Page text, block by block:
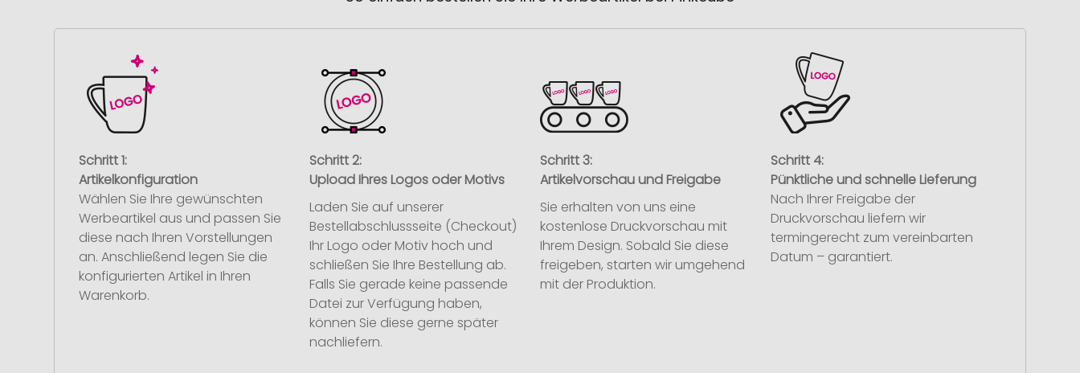
Schritt 1:
Artikelkonfiguration
Wählen Sie Ihre gewünschten
Werbeartikel aus und passen Sie
diese nach Ihren Vorstellungen
an. Anschließend legen Sie die
konfigurierten Artikel in Ihren
Warenkorb.
Schritt 2:
Upload Ihres Logos oder Motivs
Laden Sie auf unserer
Bestellabschlussseite (Checkout)
Ihr Logo oder Motiv hoch und
schließen Sie Ihre Bestellung ab.
Falls Sie gerade keine passende
Datei zur Verfügung haben,
können Sie diese gerne später
nachliefern.
Schritt 3:
Artikelvorschau und Freigabe
Sie erhalten von uns eine
kostenlose Druckvorschau mit
Ihrem Design. Sobald Sie diese
freigeben, starten wir umgehend
mit der Produktion.
Schritt 4:
Pünktliche und schnelle Lieferung
Nach Ihrer Freigabe der
Druckvorschau liefern wir
termingerecht zum vereinbarten
Datum – garantiert.